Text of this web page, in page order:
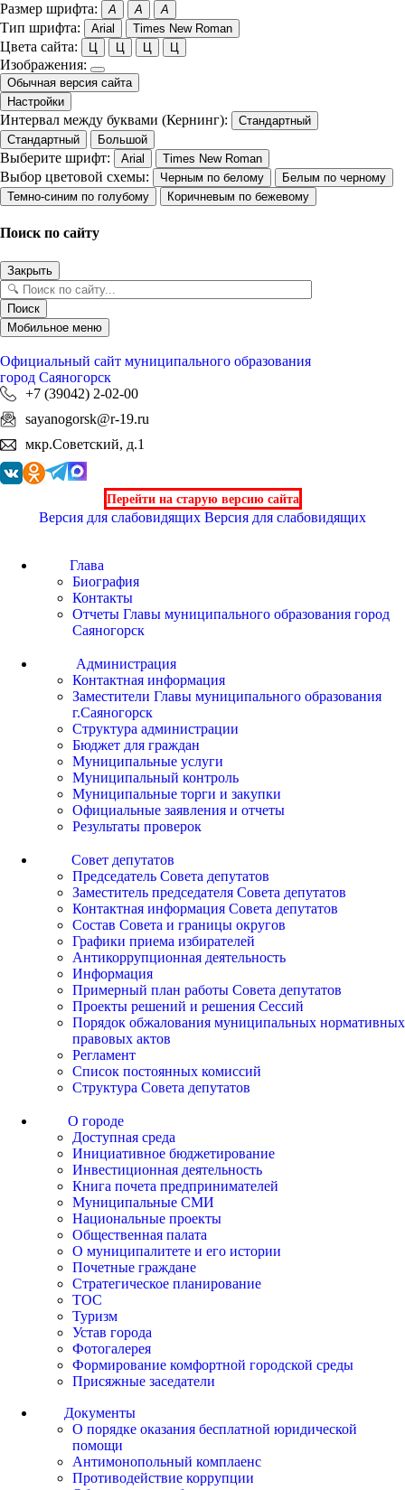
Размер шрифта: A A A
Тип шрифта: Arial Times New Roman
Цвета сайта: Ц Ц Ц Ц
Изображения:
Обычная версия сайта
Настройки
Интервал между буквами (Кернинг):
Стандартный
Стандартный
Большой
Выберите шрифт: Arial Times New Roman
Выбор цветовой схемы: Черным по белому
Белым по черному
Темно-синим по голубому
Коричневым по бежевому
Поиск по сайту
Закрыть
Поиск
Мобильное меню
Официальный сайт муниципального образования
город Саяногорск
+7 (39042) 2-02-00
sayanogorsk@r-19.ru
мкр.Советский, д.1
Перейти на старую версию сайта
Версия для слабовидящих Версия для слабовидящих
Глава
Биография
Контакты
Отчеты Главы муниципального образования город
Саяногорск
Администрация
Контактная информация
Заместители Главы муниципального образования
г.Саяногорск
Структура администрации
Бюджет для граждан
Муниципальные услуги
Муниципальный контроль
Муниципальные торги и закупки
Официальные заявления и отчеты
Результаты проверок
Совет депутатов
Председатель Совета депутатов
Заместитель председателя Совета депутатов
Контактная информация Совета депутатов
Состав Совета и границы округов
Графики приема избирателей
Антикоррупционная деятельность
Информация
Примерный план работы Совета депутатов
Проекты решений и решения Сессий
Порядок обжалования муниципальных нормативных
правовых актов
Регламент
Список постоянных комиссий
Структура Совета депутатов
О городе
Доступная среда
Инициативное бюджетирование
Инвестиционная деятельность
Книга почета предпринимателей
Муниципальные СМИ
Национальные проекты
Общественная палата
О муниципалитете и его истории
Почетные граждане
Стратегическое планирование
ТОС
Туризм
Устав города
Фотогалерея
Формирование комфортной городской среды
Присяжные заседатели
Документы
О порядке оказания бесплатной юридической
помощи
Антимонопольный комплаенс
Противодействие коррупции